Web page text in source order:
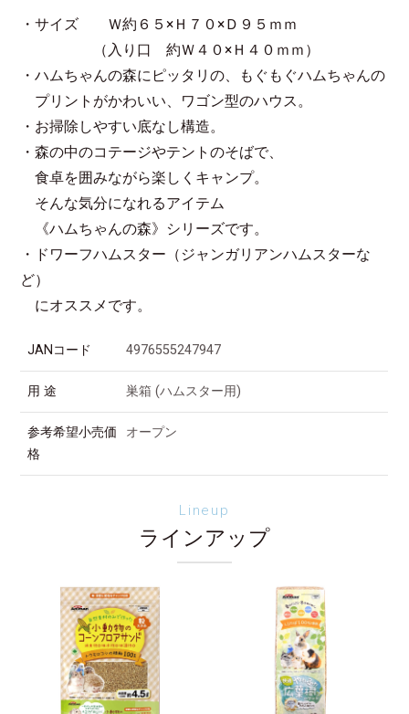
・サイズ Ｗ約６５×Ｈ７０×Ｄ９５ｍｍ
（入り口 約Ｗ４０×Ｈ４０ｍｍ）
・ハムちゃんの森にピッタリの、もぐもぐハムちゃんの
プリントがかわいい、ワゴン型のハウス。
・お掃除しやすい底なし構造。
・森の中のコテージやテントのそばで、
食卓を囲みながら楽しくキャンプ。
そんな気分になれるアイテム
《ハムちゃんの森》シリーズです。
・ドワーフハムスター（ジャンガリアンハムスターな
ど）
にオススメです。
JANコード 4976555247947
用 途 巣箱 (ハムスター用)
参考希望小売価
格
オープン
Lineup
ラインアップ